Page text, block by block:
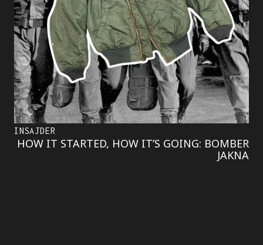
INSAJDER
HOW IT STARTED, HOW IT’S GOING: BOMBER
JAKNA